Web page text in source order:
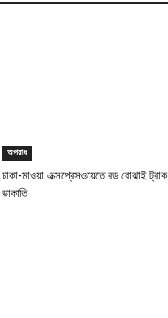
অপরাধ
ঢাকা-মাওয়া এক্সপ্রেসওয়েতে রড বোঝাই ট্রাক
ডাকাতি